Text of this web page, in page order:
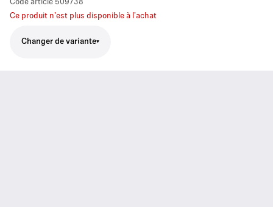
Code article 509738
Ce produit n'est plus disponible à l'achat
Changer de variante